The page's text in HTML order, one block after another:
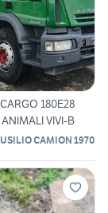
180E28
VIVI-B
CAMION 1970